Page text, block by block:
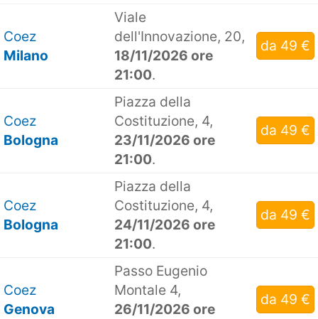
Coez
Milano
Viale
dell'Innovazione, 20,
18/11/2026 ore
21:00.
da 49 €
Coez
Bologna
Piazza della
Costituzione, 4,
23/11/2026 ore
21:00.
da 49 €
Coez
Bologna
Piazza della
Costituzione, 4,
24/11/2026 ore
21:00.
da 49 €
Coez
Genova
Passo Eugenio
Montale 4,
26/11/2026 ore
da 49 €